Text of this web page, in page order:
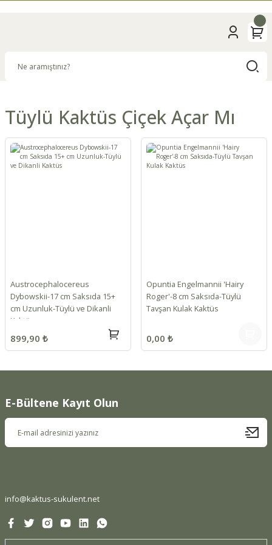
Tüylü Kaktüs Çiçek Açar Mı
Austrocephalocereus
Dybowskii-17 cm Saksıda 15+
cm Uzunluk-Tüylü ve Dikanli
Kaktüs
899,90 ₺
Opuntia Engelmannii 'Hairy
Roger'-8 cm Saksıda-Tüylü
Tavşan Kulak Kaktüs
0,00 ₺
E-Bültene Kayıt Olun
info@kaktus-sukulent.net